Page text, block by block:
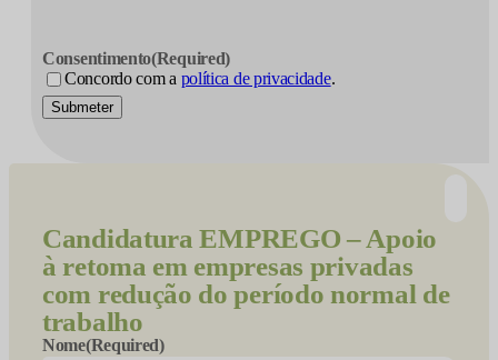
Consentimento(Required)
Concordo com a política de privacidade.
Submeter
CandidaturaEMPREGO – Apoio
à retoma em empresas privadas
com redução do período normal de
trabalho
Nome(Required)